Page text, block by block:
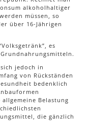
alkoholhaltiger
müssen, so
über 16-Jährigen
es
jedoch in
von Rückständen
bedenklich
Belastung
die gänzlich